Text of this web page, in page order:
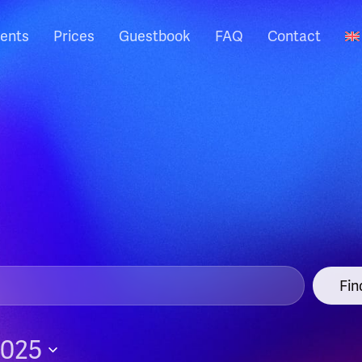
Prices Guestbook FAQ Contact